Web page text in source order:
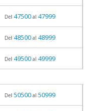
Del 47500al 47999
Del 48500al 48999
Del 49500al 49999
Del 50500al 50999